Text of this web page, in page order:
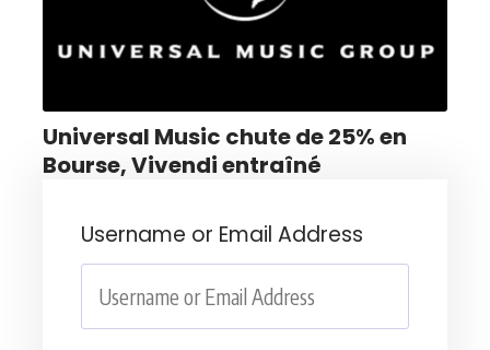
Universal Music chute de 25% en
Bourse, Vivendi entraîné
Username or Email Address